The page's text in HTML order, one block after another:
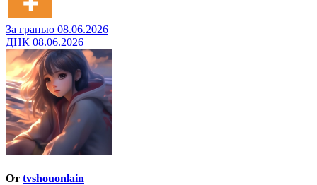
Навигация
по
записям
За гранью 08.06.2026
ДНК 08.06.2026
От tvshouonlain